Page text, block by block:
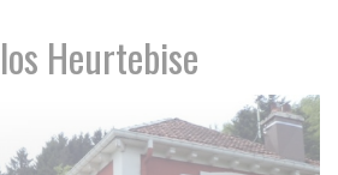
Heurtebise